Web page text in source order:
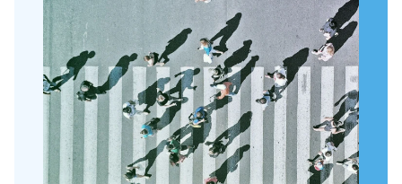
Over Holla
Onze mensen
Expertises
Topics
Internationaal